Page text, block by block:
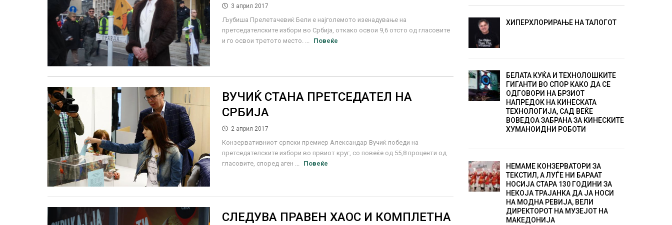
3 април 2017
Љубиша Прелетачевиќ Бели е најголемото изенадување на
претседателските избори во Србија, откако освои 9,6 отсто од гласовите
и го освои третото место. ...
Повеќе
ВУЧИЌ СТАНА ПРЕТСЕДАТЕЛ НА
СРБИЈА
2 април 2017
Конзервативниот српски премиер Александар Вучиќ победи на
претседателските избори во првиот круг, со повеќе од 55,8 проценти од
гласовите, според аген ...
Повеќе
СЛЕДУВА ПРАВЕН ХАОС И КОМПЛЕТНА
ХИПЕРХЛОРИРАЊЕ НА ТАЛОГОТ
БЕЛАТА КУЌА И ТЕХНОЛОШКИТЕ
ГИГАНТИ ВО СПОР КАКО ДА СЕ
ОДГОВОРИ НА БРЗИОТ
НАПРЕДОК НА КИНЕСКАТА
ТЕХНОЛОГИЈА, САД ВЕЌЕ
ВОВЕДОА ЗАБРАНА ЗА КИНЕСКИТЕ
ХУМАНОИДНИ РОБОТИ
НЕМАМЕ КОНЗЕРВАТОРИ ЗА
ТЕКСТИЛ, А ЛУЃЕ НИ БАРААТ
НОСИЈА СТАРА 130 ГОДИНИ ЗА
НЕКОЈА ТРАЈАНКА ДА ЈА НОСИ
НА МОДНА РЕВИЈА, ВЕЛИ
ДИРЕКТОРОТ НА МУЗЕЈОТ НА
МАКЕДОНИЈА